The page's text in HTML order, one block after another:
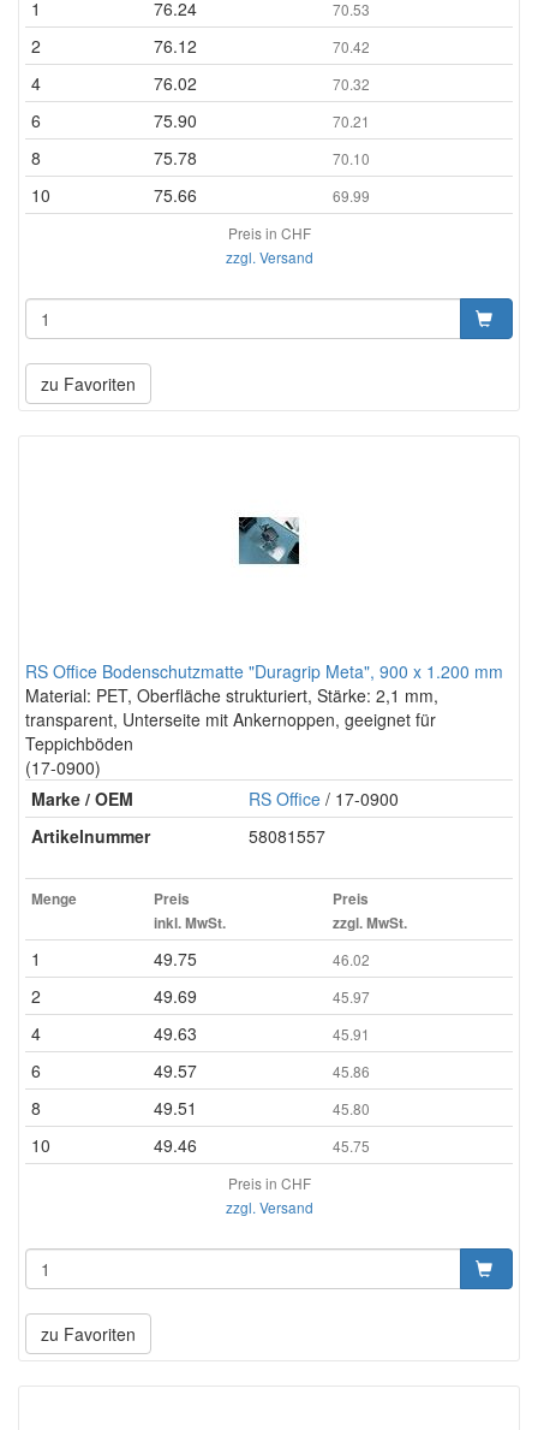
1 76.24 70.53
2 76.12 70.42
4 76.02 70.32
6 75.90 70.21
8 75.78 70.10
10 75.66
69.99
Preis in CHF
zzgl. Versand
zu Favoriten
RS Office Bodenschutzmatte "Duragrip Meta", 900 x 1.200 mm
Material: PET, Oberfläche strukturiert, Stärke: 2,1 mm,
transparent, Unterseite mit Ankernoppen, geeignet für
Teppichböden
(17-0900)
Marke / OEM
RS Office / 17-0900
Artikelnummer
58081557
Menge
Preis
inkl. MwSt.
Preis
zzgl. MwSt.
1 49.75 46.02
2 49.69 45.97
4 49.63 45.91
6 49.57 45.86
8 49.51 45.80
10 49.46
45.75
Preis in CHF
zzgl. Versand
zu Favoriten